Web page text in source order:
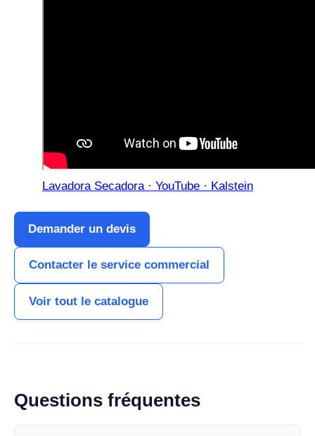
Lavadora Secadora · YouTube · Kalstein
Demander un devis
Contacter le service commercial
Voir tout le catalogue
Questions fréquentes